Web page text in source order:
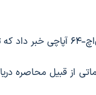
است.
از قبیل محاصره